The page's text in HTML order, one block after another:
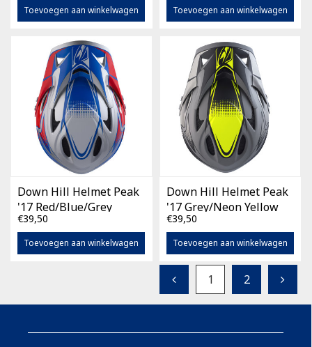
Toevoegen aan winkelwagen Toevoegen aan winkelwagen
Down Hill Helmet Peak
'17 Red/Blue/Grey
€39,50
Toevoegen aan winkelwagen
Down Hill Helmet Peak
'17 Grey/Neon Yellow
€39,50
Toevoegen aan winkelwagen
1 2